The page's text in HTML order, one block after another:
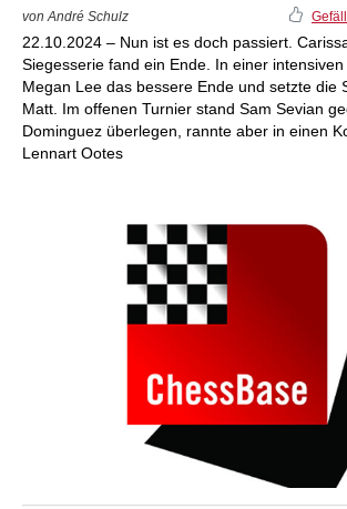
von André Schulz
22.10.2024 – Nun ist es doch passiert.
Siegesserie fand ein Ende. In einer
Megan Lee das bessere Ende und setzte die
Matt. Im offenen Turnier stand Sam Sevian
Dominguez überlegen, rannte aber in einen
Lennart Ootes